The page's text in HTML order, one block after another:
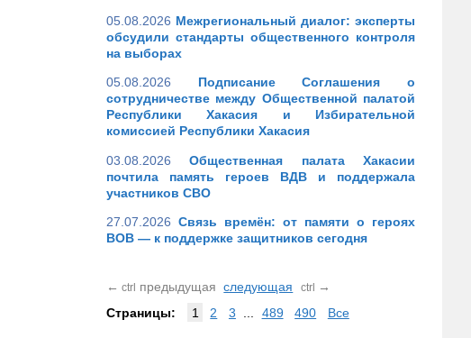
05.08.2026 Межрегиональный диалог: эксперты
обсудили стандарты общественного контроля
на выборах
05.08.2026
Подписание Соглашения о
сотрудничестве между Общественной палатой
Республики Хакасия и Избирательной
комиссией Республики Хакасия
03.08.2026
Общественная палата Хакасии
почтила память героев ВДВ и поддержала
участников СВО
27.07.2026 Связь времён: от памяти о героях
ВОВ — к поддержке защитников сегодня
← ctrl предыдущая следующая ctrl →
Страницы:
1 2 3 489 490 Все